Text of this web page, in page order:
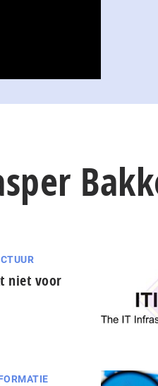
niet voor